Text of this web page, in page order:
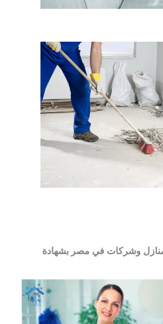
وشركات في مصر بشهادة